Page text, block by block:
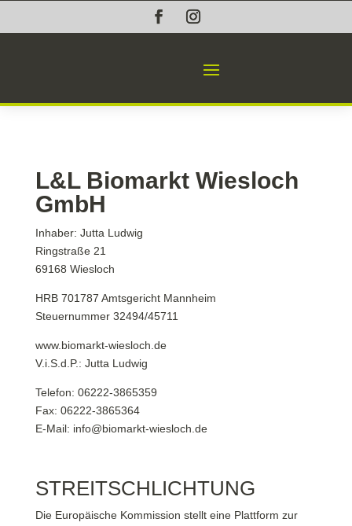
L&L Biomarkt Wiesloch
GmbH
Inhaber: Jutta Ludwig
Ringstraße 21
69168 Wiesloch
HRB 701787 Amtsgericht Mannheim
Steuernummer 32494/45711
www.biomarkt-wiesloch.de
V.i.S.d.P.: Jutta Ludwig
Telefon: 06222-3865359
Fax: 06222-3865364
E-Mail: info@biomarkt-wiesloch.de
STREITSCHLICHTUNG
Die Europäische Kommission stellt eine Plattform zur